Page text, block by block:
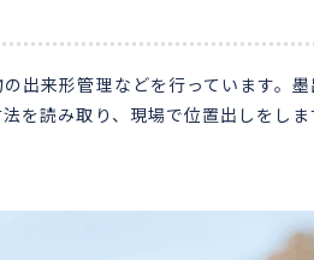
出来形管理などを行っています。
を読み取り、現場で位置出しをしま